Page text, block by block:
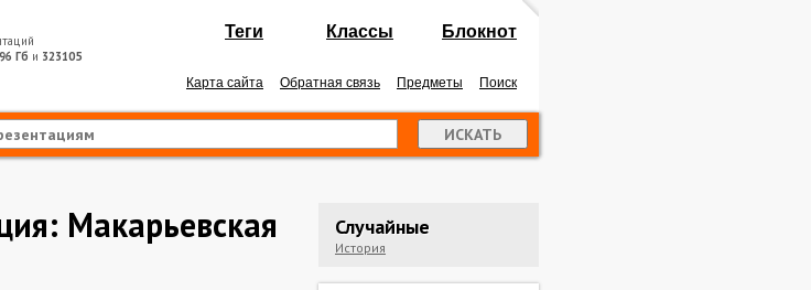
Гб и 323105
Теги Классы Блокнот
Карта сайта Обратная связь Предметы Поиск
Макарьевская
Случайные
История